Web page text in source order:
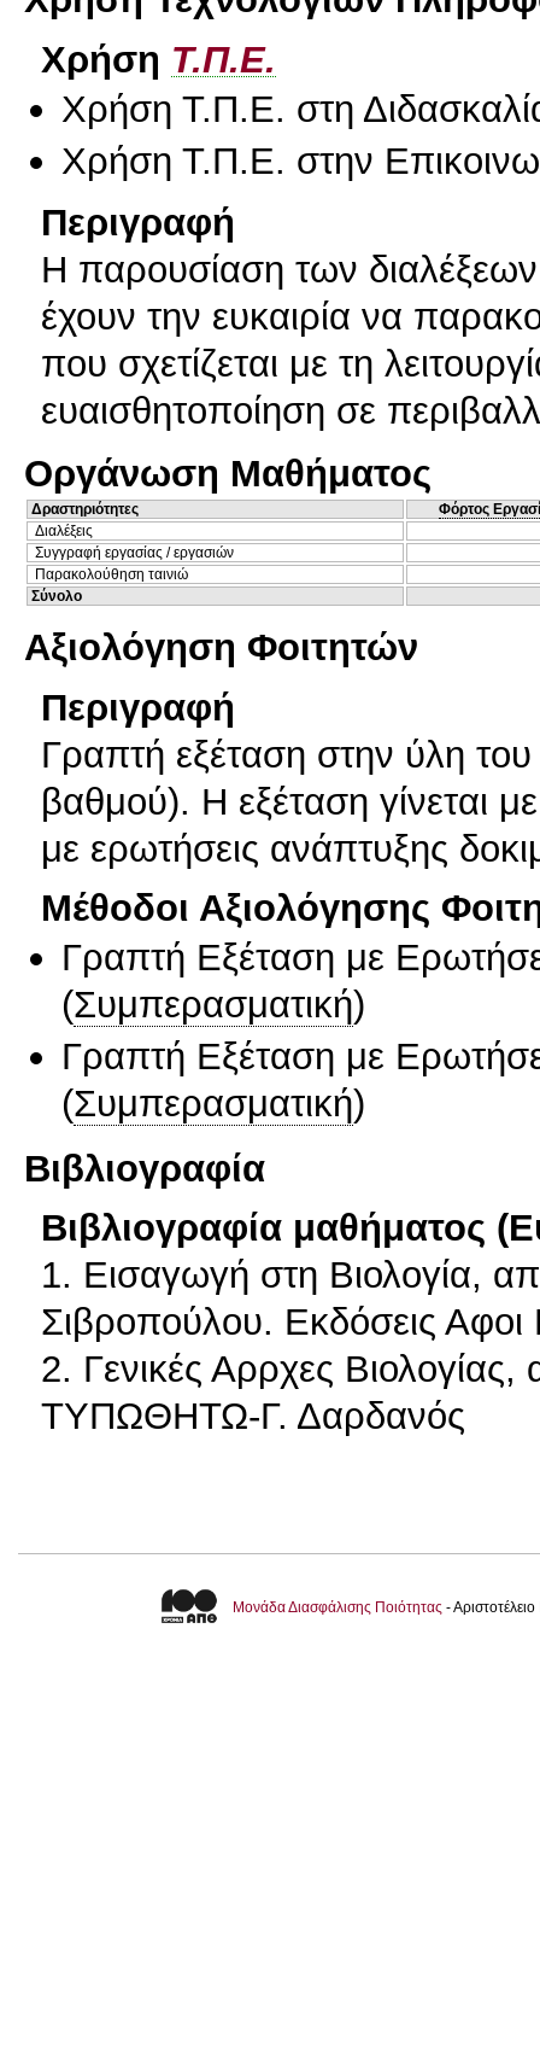
Χρήση Τ.Π.Ε.
Χρήση Τ.Π.Ε. στη
Χρήση Τ.Π.Ε. στην
Περιγραφή
Η παρουσίαση των διαλέξεων
έχουν την ευκαιρία να
που σχετίζεται με τη
ευαισθητοποίηση σε
Οργάνωση Μαθήματος
Δραστηριότητες
Φόρτος
Διαλέξεις
Συγγραφή εργασίας / εργασιών
Παρακολούθηση ταινιώ
Σύνολο
Αξιολόγηση Φοιτητών
Περιγραφή
Γραπτή εξέταση στην ύλη
βαθμού). H εξέταση γίνεται
με ερωτήσεις ανάπτυξης
Μέθοδοι Αξιολόγησης
Γραπτή Εξέταση με
(Συμπερασματική)
Γραπτή Εξέταση με
(Συμπερασματική)
Βιβλιογραφία
Βιβλιογραφία μαθήματος
1. Εισαγωγή στη Βιολογία,
Σιβροπούλου. Εκδόσεις Αφοι
2. Γενικές Αρρχες
ΤΥΠΩΘΗΤΩ-Γ. Δαρδανός
Μονάδα Διασφάλισης Ποιότητας -